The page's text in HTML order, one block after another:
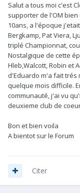
Salut a tous moi c'est
supporter de l'OM
10ans, a l'époque
Bergkamp, Pat Viera,
triplé Championnat,
Nostalgique de cette
Hleb,Walcott, Robin et
d'Eduardo m'a fait trés
quelque mois difficile.
communauté, j'ai vu
deuxieme club de
Bon et bien voila
A bientot sur le Forum
Citer